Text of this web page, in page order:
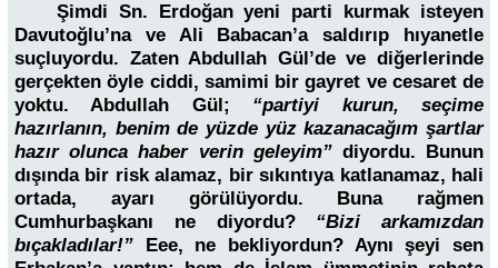
Şimdi Sn. Erdoğan yeni parti kurmak isteyen
Davutoğlu’na ve Ali Babacan’a saldırıp hıyanetle
suçluyordu. Zaten Abdullah Gül’de ve diğerlerinde
gerçekten öyle ciddi, samimi bir gayret ve cesaret de
yoktu. Abdullah Gül; “partiyi kurun, seçime
hazırlanın, benim de yüzde yüz kazanacağım şartlar
hazır olunca haber verin geleyim” diyordu. Bunun
dışında bir risk alamaz, bir sıkıntıya katlanamaz, hali
ortada, ayarı görülüyordu. Buna rağmen
Cumhurbaşkanı ne diyordu? “Bizi arkamızdan
bıçakladılar!” Eee, ne bekliyordun? Aynı şeyi sen